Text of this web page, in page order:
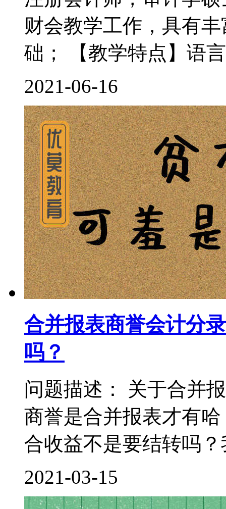
财会教学工作，具有
础； 【教学特点】语
2021-06-16
合并报表商誉会计分
吗？
问题描述： 关于合并
商誉是合并报表才有
合收益不是要结转吗
2021-03-15